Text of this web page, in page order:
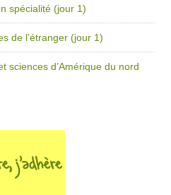
spécialité (jour 1)
de l’étranger (jour 1)
sciences d’Amérique du nord